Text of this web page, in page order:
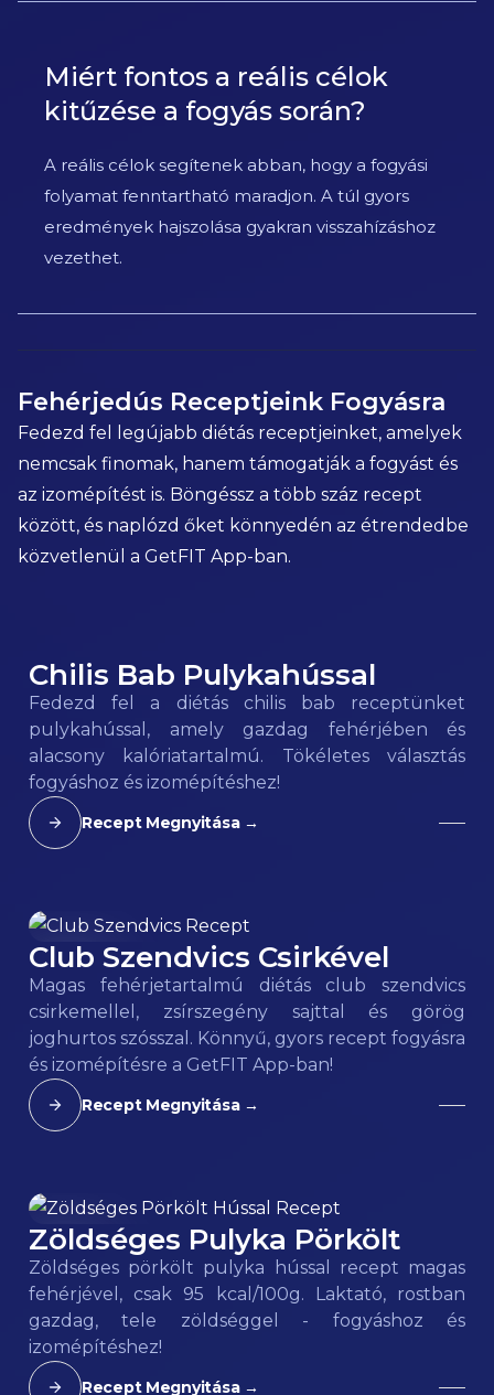
Miért fontos a reális célok
kitűzése a fogyás során?
A reális célok segítenek abban, hogy a fogyási
folyamat fenntartható maradjon. A túl gyors
eredmények hajszolása gyakran visszahízáshoz
vezethet.
Fehérjedús Receptjeink Fogyásra
Fedezd fel legújabb diétás receptjeinket, amelyek
nemcsak finomak, hanem támogatják a fogyást és
az izomépítést is. Böngéssz a több száz recept
között, és naplózd őket könnyedén az étrendedbe
közvetlenül a GetFIT App-ban.
120kcal
Chilis Bab Pulykahússal
Fedezd fel a diétás chilis bab receptünket
pulykahússal, amely gazdag fehérjében és
alacsony kalóriatartalmú. Tökéletes választás
fogyáshoz és izomépítéshez!
Recept Megnyitása →
163kcal
Club Szendvics Csirkével
Magas fehérjetartalmú diétás club szendvics
csirkemellel, zsírszegény sajttal és görög
joghurtos szósszal. Könnyű, gyors recept fogyásra
és izomépítésre a GetFIT App-ban!
Recept Megnyitása →
95kcal
Zöldséges Pulyka Pörkölt
Zöldséges pörkölt pulyka hússal recept magas
fehérjével, csak 95 kcal/100g. Laktató, rostban
gazdag, tele zöldséggel - fogyáshoz és
izomépítéshez!
Recept Megnyitása →